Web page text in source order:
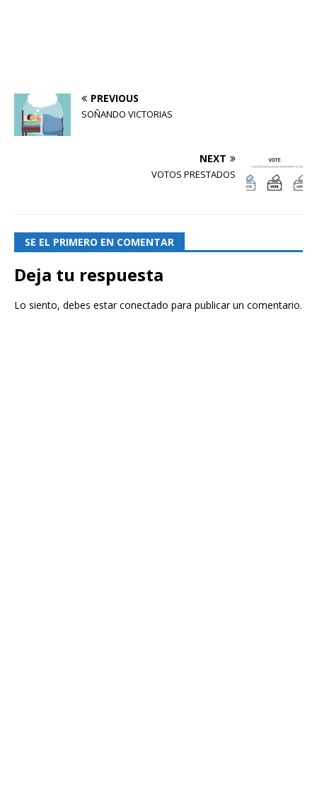
PREVIOUS
SOÑANDO VICTORIAS
NEXT
VOTOS PRESTADOS
SE EL PRIMERO EN COMENTAR
Deja tu respuesta
Lo siento, debes estarconectado para publicar un comentario.